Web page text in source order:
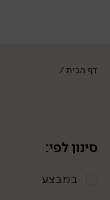
דף הבית /
סינון לפי:
במבצע